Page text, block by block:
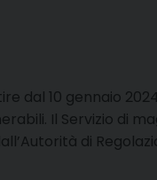
dal 10 gennaio
Il Servizio di
di